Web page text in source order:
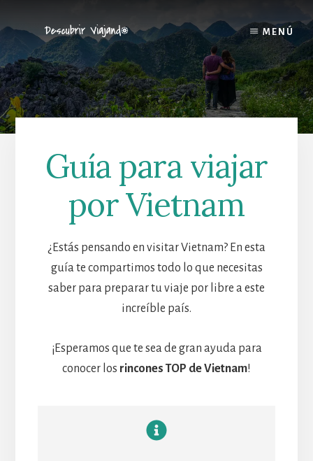
content
MENÚ
Guía para viajar
por Vietnam
¿Estás pensando en visitar Vietnam? En esta
guía te compartimos todo lo que necesitas
saber para preparar tu viaje por libre a este
increíble país.
¡Esperamos que te sea de gran ayuda para
conocer los rincones TOP de Vietnam!